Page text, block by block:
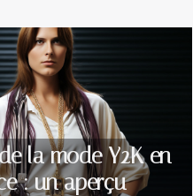
la mode Y2K en
: un aperçu